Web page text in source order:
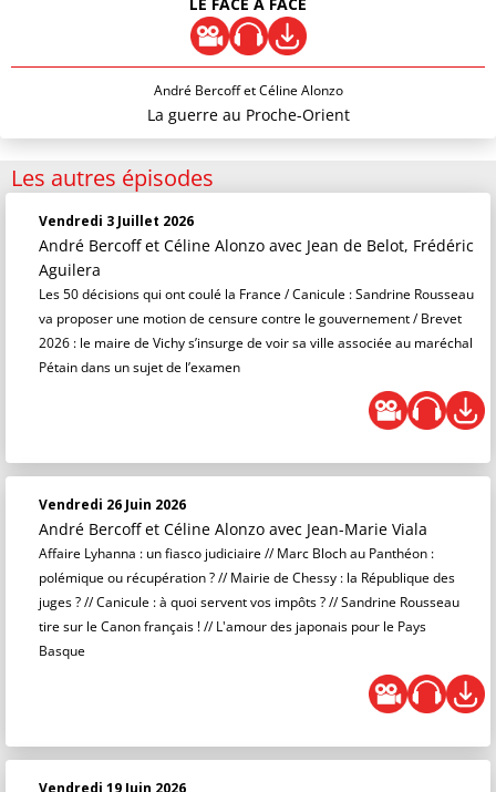
André Bercoff et Céline Alonzo
La guerre au Proche-Orient
Les autres épisodes
Vendredi 3 Juillet 2026
André Bercoff et Céline Alonzo avec Jean de Belot, Frédéric
Aguilera
Les 50 décisions qui ont coulé la France / Canicule : Sandrine Rousseau
va proposer une motion de censure contre le gouvernement / Brevet
2026 : le maire de Vichy s’insurge de voir sa ville associée au maréchal
Pétain dans un sujet de l’examen
Vendredi 26 Juin 2026
André Bercoff et Céline Alonzo avec Jean-Marie Viala
Affaire Lyhanna : un fiasco judiciaire // Marc Bloch au Panthéon :
polémique ou récupération ? // Mairie de Chessy : la République des
juges ? // Canicule : à quoi servent vos impôts ? // Sandrine Rousseau
tire sur le Canon français ! // L'amour des japonais pour le Pays
Basque
Vendredi 19 Juin 2026